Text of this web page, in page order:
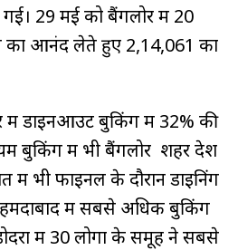
29 मई को बैंगलोर में 20
आनंद लेते हुए ₹2,14,061 का
में डाइनआउट बुकिंग में 32% की
बुकिंग में भी बैंगलोर शहर देश
भी फाइनल के दौरान डाइनिंग
में सबसे अधिक बुकिंग
में 30 लोगों के समूह ने सबसे